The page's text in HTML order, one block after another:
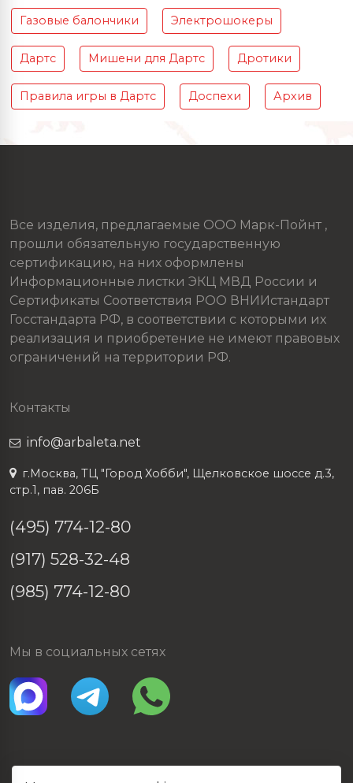
Газовые балончики Электрошокеры
Дартс Мишени для Дартс Дротики
Правила игры в Дартс Доспехи Архив
Все изделия, предлагаемые ООО Марк-Пойнт ,
прошли обязательную государственную
сертификацию, на них оформлены
Информационные листки ЭКЦ МВД России и
Сертификаты Соответствия РОО ВНИИстандарт
Госстандарта РФ, в соответствии с которыми их
реализация и приобретение не имеют правовых
ограничений на территории РФ.
Контакты
info@arbaleta.net
г.Москва, ТЦ "Город Хобби", Щелковское шоссе д.3,
стр.1, пав. 206Б
(495) 774-12-80
(917) 528-32-48
(985) 774-12-80
Мы в социальных сетях